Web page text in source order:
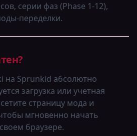
серии фаз (Phase 1-12),
переделки.
на Sprunkid абсолютно
загрузка или учетная
страницу мода и
мгновенно начать
браузере.